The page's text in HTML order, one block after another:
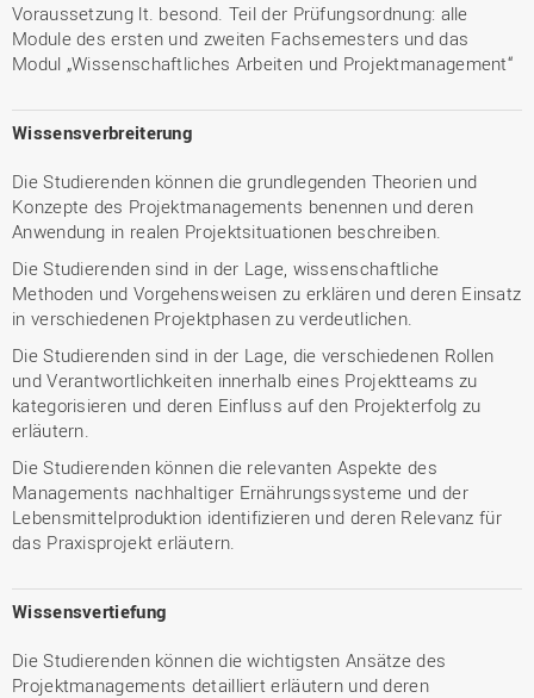
Voraussetzung lt. besond. Teil der Prüfungsordnung: alle
Module des ersten und zweiten Fachsemesters und das
Modul „Wissenschaftliches Arbeiten und Projektmanagement“
Wissensverbreiterung
Die Studierenden können die grundlegenden Theorien und
Konzepte des Projektmanagements benennen und deren
Anwendung in realen Projektsituationen beschreiben.
Die Studierenden sind in der Lage, wissenschaftliche
Methoden und Vorgehensweisen zu erklären und deren Einsatz
in verschiedenen Projektphasen zu verdeutlichen.
Die Studierenden sind in der Lage, die verschiedenen Rollen
und Verantwortlichkeiten innerhalb eines Projektteams zu
kategorisieren und deren Einfluss auf den Projekterfolg zu
erläutern.
Die Studierenden können die relevanten Aspekte des
Managements nachhaltiger Ernährungssysteme und der
Lebensmittelproduktion identifizieren und deren Relevanz für
das Praxisprojekt erläutern.
Wissensvertiefung
Die Studierenden können die wichtigsten Ansätze des
Projektmanagements detailliert erläutern und deren